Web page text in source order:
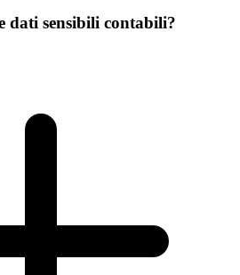
dati sensibili contabili?